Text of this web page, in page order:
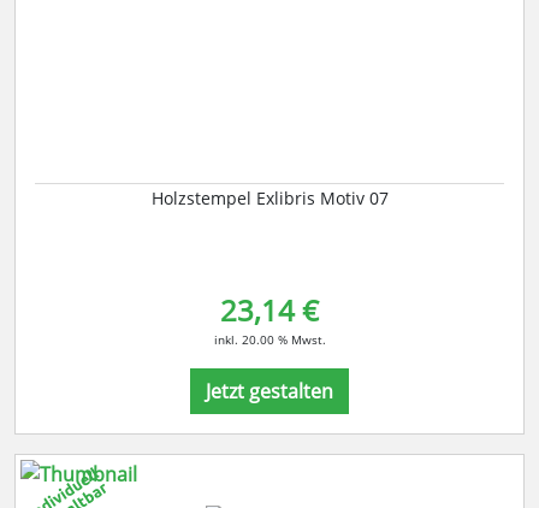
Holzstempel Exlibris Motiv 07
23,14 €
inkl. 20.00 % Mwst.
Jetzt gestalten